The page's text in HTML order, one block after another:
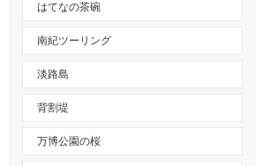
はてなの茶碗
南紀ツーリング
淡路島
背割堤
万博公園の桜